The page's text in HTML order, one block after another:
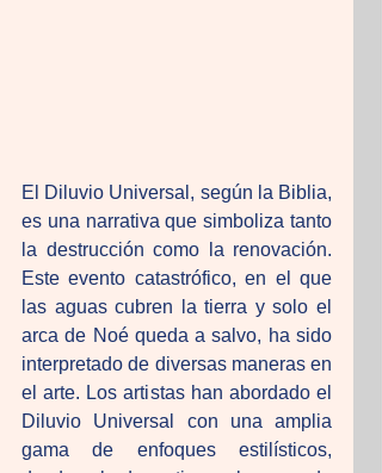
El Diluvio Universal, según la Biblia,
es una narrativa que simboliza tanto
la destrucción como la renovación.
Este evento catastrófico, en el que
las aguas cubren la tierra y solo el
arca de Noé queda a salvo, ha sido
interpretado de diversas maneras en
el arte. Los artistas han abordado el
Diluvio Universal con una amplia
gama de enfoques estilísticos,